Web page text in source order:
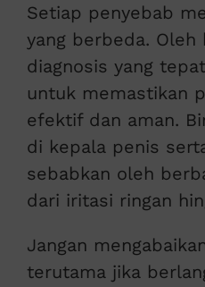
Setiap penyebab
yang berbeda. Oleh
diagnosis yang
untuk memastikan
efektif dan aman.
di kepala penis
sebabkan oleh
dari iritasi ringan
Jangan
terutama jika